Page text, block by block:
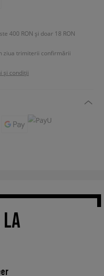
400 RON și doar 18 RON
ziua trimiterii confirmării
și condiții